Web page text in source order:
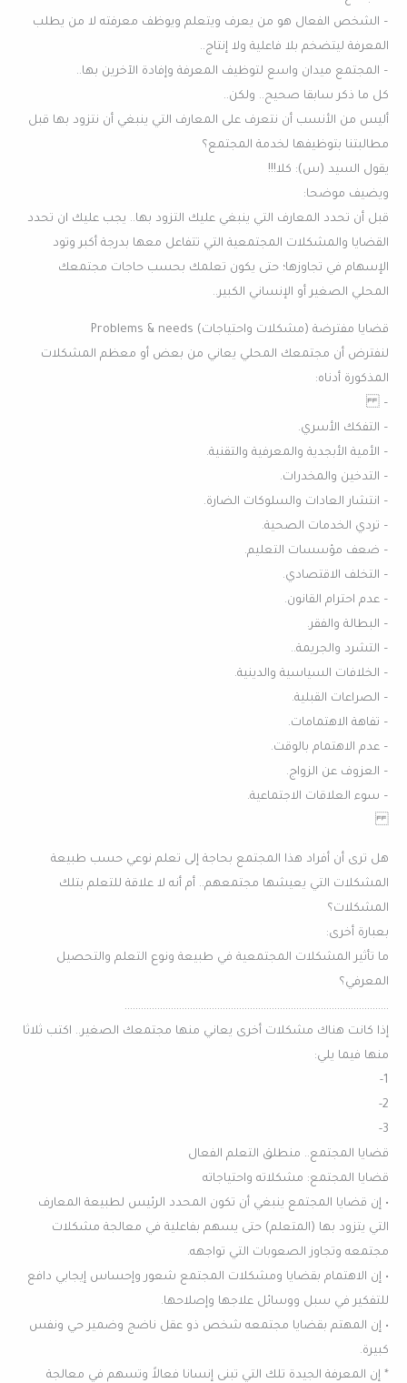
– الشخص الفعال هو من يعرف ويتعلم ويوظف معرفته لا من يطلب
المعرفة ليتضخم بلا فاعلية ولا إنتاج..
– المجتمع ميدان واسع لتوظيف المعرفة وإفادة الآخرين بها..
كل ما ذكر سابقا صحيح.. ولكن..
أليس من الأنسب أن نتعرف على المعارف التي ينبغي أن نتزود بها قبل
مطالبتنا بتوظيفها لخدمة المجتمع؟
يقول السيد (س): كلا!!!
ويضيف موضحا:
قبل أن تحدد المعارف التي ينبغي عليك التزود بها.. يجب عليك ان تحدد
القضايا والمشكلات المجتمعية التي تتفاعل معها بدرجة أكبر وتود
الإسهام في تجاوزها؛ حتى يكون تعلمك بحسب حاجات مجتمعك
المحلي الصغير أو الإنساني الكبير..
قضايا مفترضة (مشكلات واحتياجات) Problems & needs
لنفترض أن مجتمعك المحلي يعاني من بعض أو معظم المشكلات
المذكورة أدناه:
–
– التفكك الأسري.
– الأمية الأبجدية والمعرفية والتقنية.
– التدخين والمخدرات.
– انتشار العادات والسلوكات الضارة.
– تردي الخدمات الصحية.
– ضعف مؤسسات التعليم.
– التخلف الاقتصادي.
– عدم احترام القانون.
– البطالة والفقر.
– التشرد والجريمة..
– الخلافات السياسية والدينية.
– الصراعات القبلية.
– تفاهة الاهتمامات.
– عدم الاهتمام بالوقت.
– العزوف عن الزواج.
– سوء العلاقات الاجتماعية.
هل ترى أن أفراد هذا المجتمع بحاجة إلى تعلم نوعي حسب طبيعة
المشكلات التي يعيشها مجتمعهم.. أم أنه لا علاقة للتعلم بتلك
المشكلات؟
بعبارة أخرى:
ما تأثير المشكلات المجتمعية في طبيعة ونوع التعلم والتحصيل
المعرفي؟
…………………………………………………………………………………….
إذا كانت هناك مشكلات أخرى يعاني منها مجتمعك الصغير.. اكتب ثلاثا
منها فيما يلي:
1-
2-
3-
قضايا المجتمع.. منطلق التعلم الفعال
قضايا المجتمع: مشكلاته واحتياجاته
• إن قضايا المجتمع ينبغي أن تكون المحدد الرئيس لطبيعة المعارف
التي يتزود بها (المتعلم) حتى يسهم بفاعلية في معالجة مشكلات
مجتمعه وتجاوز الصعوبات التي تواجهه.
• إن الاهتمام بقضايا ومشكلات المجتمع شعور وإحساس إيجابي دافع
للتفكير في سبل ووسائل علاجها وإصلاحها.
• إن المهتم بقضايا مجتمعه شخص ذو عقل ناضج وضمير حي ونفس
كبيرة.
* إن المعرفة الجيدة تلك التي تبنى إنسانا فعالاً وتسهم في معالجة